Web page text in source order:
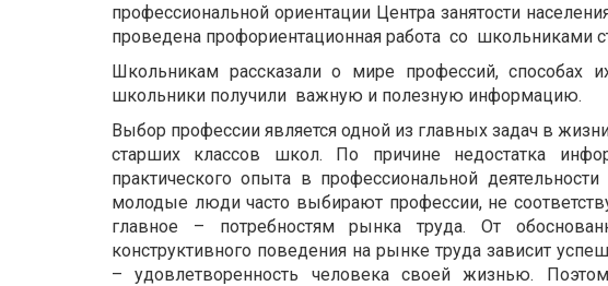
профессиональной ориентации Центра занятости
проведена профориентационная работа со школьниками
Школьникам рассказали о мире профессий, способах
школьники получили важную и полезную информацию.
Выбор профессии является одной из главных задач в
старших классов школ. По причине недостатка
практического опыта в профессиональной
молодые люди часто выбирают профессии, не
главное – потребностям рынка труда. От
конструктивного поведения на рынке труда зависит
– удовлетворенность человека своей жизнью.